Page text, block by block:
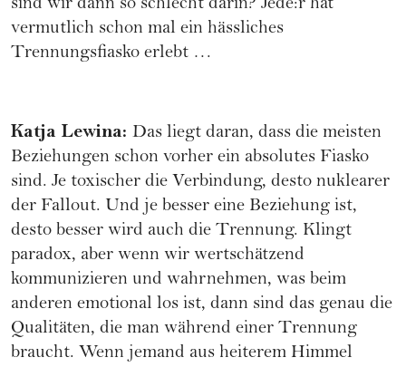
sind wir dann so schlecht darin? Jede:r hat
vermutlich schon mal ein hässliches
Trennungsfiasko erlebt …
Katja Lewina: Das liegt daran, dass die meisten
Beziehungen schon vorher ein absolutes Fiasko
sind. Je toxischer die Verbindung, desto nuklearer
der Fallout. Und je besser eine Beziehung ist,
desto besser wird auch die Trennung. Klingt
paradox, aber wenn wir wertschätzend
kommunizieren und wahrnehmen, was beim
anderen emotional los ist, dann sind das genau die
Qualitäten, die man während einer Trennung
braucht. Wenn jemand aus heiterem Himmel